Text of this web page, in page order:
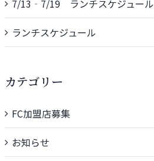
7/13‐7/19 ランチスケジュール
ランチスケジュール
カテゴリー
FC加盟店募集
お知らせ